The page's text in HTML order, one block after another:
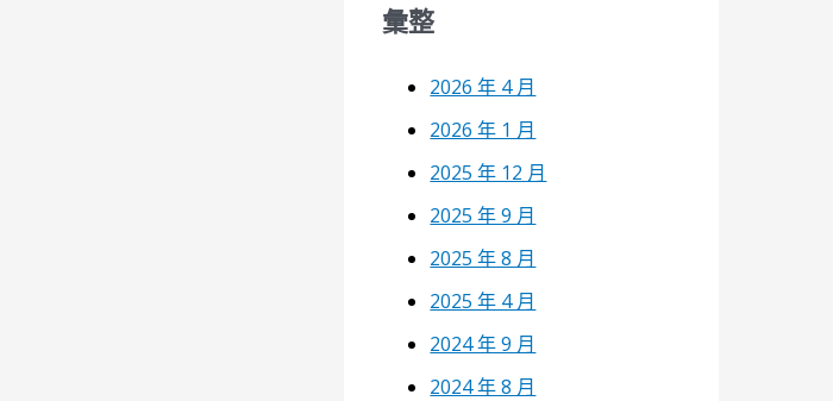
彙整
2026 年 4 月
2026 年 1 月
2025 年 12 月
2025 年 9 月
2025 年 8 月
2025 年 4 月
2024 年 9 月
2024 年 8 月